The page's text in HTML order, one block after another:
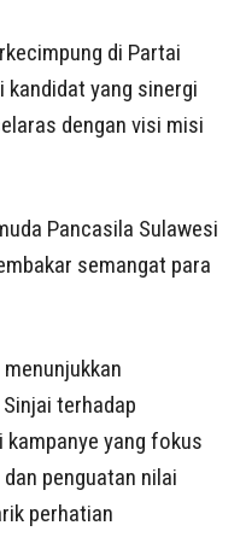
di Partai
kandidat yang sinergi
dengan visi misi
Pancasila Sulawesi
semangat para
terhadap
yang fokus
penguatan nilai
perhatian